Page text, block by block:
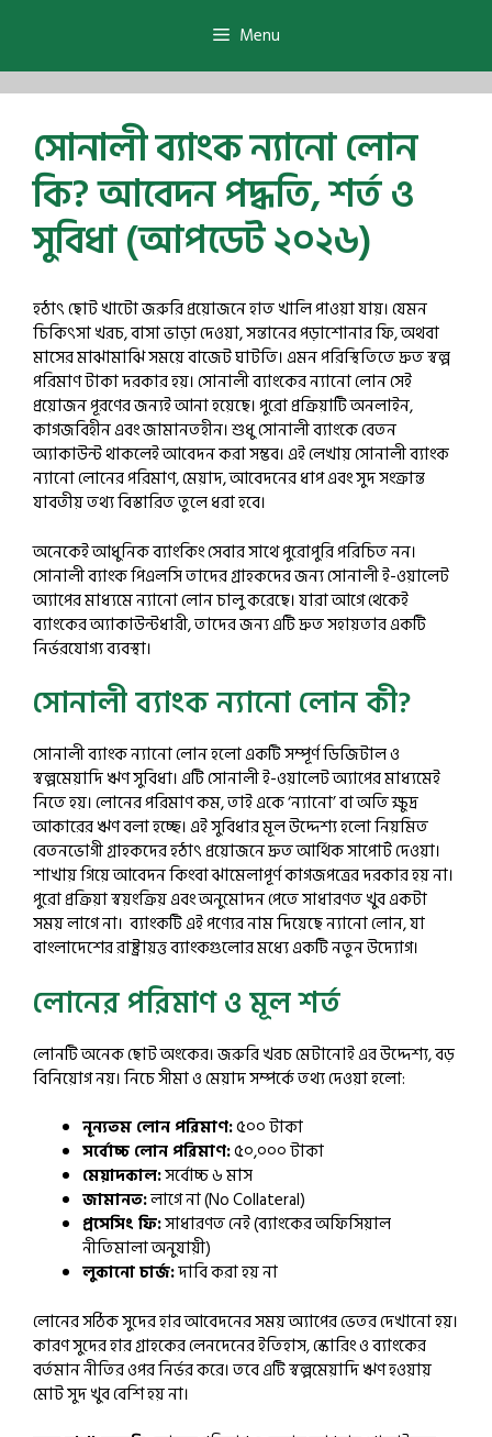
Menu
সোনালী ব্যাংক ন্যানো লোন
কি? আবেদন পদ্ধতি, শর্ত ও
সুবিধা (আপডেট ২০২৬)
হঠাৎ ছোট খাটো জরুরি প্রয়োজনে হাত খালি পাওয়া যায়। যেমন
চিকিৎসা খরচ, বাসা ভাড়া দেওয়া, সন্তানের পড়াশোনার ফি, অথবা
মাসের মাঝামাঝি সময়ে বাজেট ঘাটতি। এমন পরিস্থিতিতে দ্রুত স্বল্প
পরিমাণ টাকা দরকার হয়। সোনালী ব্যাংকের ন্যানো লোন সেই
প্রয়োজন পূরণের জন্যই আনা হয়েছে। পুরো প্রক্রিয়াটি অনলাইন,
কাগজবিহীন এবং জামানতহীন। শুধু সোনালী ব্যাংকে বেতন
অ্যাকাউন্ট থাকলেই আবেদন করা সম্ভব। এই লেখায় সোনালী ব্যাংক
ন্যানো লোনের পরিমাণ, মেয়াদ, আবেদনের ধাপ এবং সুদ সংক্রান্ত
যাবতীয় তথ্য বিস্তারিত তুলে ধরা হবে।
অনেকেই আধুনিক ব্যাংকিং সেবার সাথে পুরোপুরি পরিচিত নন।
সোনালী ব্যাংক পিএলসি তাদের গ্রাহকদের জন্য সোনালী ই-ওয়ালেট
অ্যাপের মাধ্যমে ন্যানো লোন চালু করেছে। যারা আগে থেকেই
ব্যাংকের অ্যাকাউন্টধারী, তাদের জন্য এটি দ্রুত সহায়তার একটি
নির্ভরযোগ্য ব্যবস্থা।
সোনালী ব্যাংক ন্যানো লোন কী?
সোনালী ব্যাংক ন্যানো লোন হলো একটি সম্পূর্ণ ডিজিটাল ও
স্বল্পমেয়াদি ঋণ সুবিধা। এটি সোনালী ই-ওয়ালেট অ্যাপের মাধ্যমেই
নিতে হয়। লোনের পরিমাণ কম, তাই একে ‘ন্যানো’ বা অতি ক্ষুদ্র
আকারের ঋণ বলা হচ্ছে। এই সুবিধার মূল উদ্দেশ্য হলো নিয়মিত
বেতনভোগী গ্রাহকদের হঠাৎ প্রয়োজনে দ্রুত আর্থিক সাপোর্ট দেওয়া।
শাখায় গিয়ে আবেদন কিংবা ঝামেলাপূর্ণ কাগজপত্রের দরকার হয় না।
পুরো প্রক্রিয়া স্বয়ংক্রিয় এবং অনুমোদন পেতে সাধারণত খুব একটা
সময় লাগে না। ব্যাংকটি এই পণ্যের নাম দিয়েছে ন্যানো লোন, যা
বাংলাদেশের রাষ্ট্রায়ত্ত ব্যাংকগুলোর মধ্যে একটি নতুন উদ্যোগ।
লোনের পরিমাণ ও মূল শর্ত
লোনটি অনেক ছোট অংকের। জরুরি খরচ মেটানোই এর উদ্দেশ্য, বড়
বিনিয়োগ নয়। নিচে সীমা ও মেয়াদ সম্পর্কে তথ্য দেওয়া হলো:
নূন্যতম লোন পরিমাণ:৫০০ টাকা
সর্বোচ্চ লোন পরিমাণ:৫০,০০০ টাকা
মেয়াদকাল:সর্বোচ্চ ৬ মাস
জামানত:লাগে না (No Collateral)
প্রসেসিং ফি:সাধারণত নেই (ব্যাংকের অফিসিয়াল
নীতিমালা অনুযায়ী)
লুকানো চার্জ:দাবি করা হয় না
লোনের সঠিক সুদের হার আবেদনের সময় অ্যাপের ভেতর দেখানো হয়।
কারণ সুদের হার গ্রাহকের লেনদেনের ইতিহাস, স্কোরিং ও ব্যাংকের
বর্তমান নীতির ওপর নির্ভর করে। তবে এটি স্বল্পমেয়াদি ঋণ হওয়ায়
মোট সুদ খুব বেশি হয় না।